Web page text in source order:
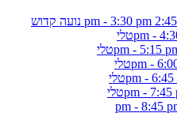
נועה קדוש
טלי
טלי
טלי
טלי
טלי